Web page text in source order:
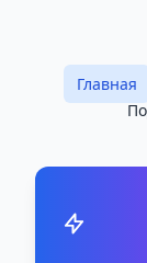
Главная